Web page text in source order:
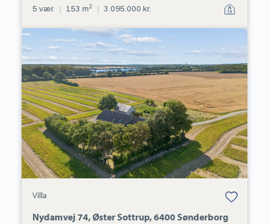
5 vær. | 153 m2 | 3.095.000 kr.
Villa:
Nydamvej
74,
Øster
Sottrup,
6400
Sønderborg
Villa
Bolig er gemt
under dine
Nydamvej 74, Øster Sottrup, 6400 Sønderborg